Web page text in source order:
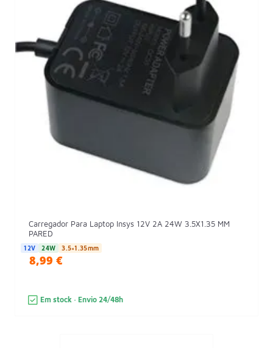
Carregador Para Laptop Insys 12V 2A 24W 3.5X1.35 MM
PARED
12V 24W 3.5×1.35mm
8,99 €
Em stock · Envio 24/48h